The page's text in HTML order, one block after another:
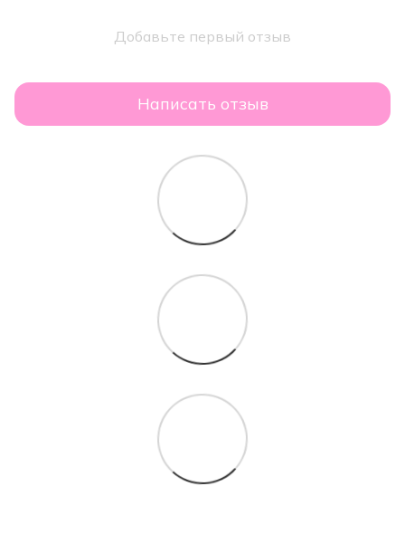
Добавьте первый отзыв
Написать отзыв